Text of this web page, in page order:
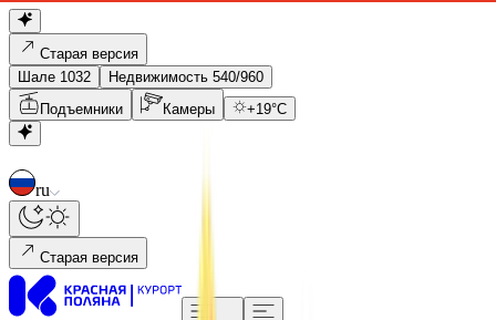
Старая версия
Шале 1032
Недвижимость 540/960
Подъемники
Камеры +19°C
ru
Старая версия